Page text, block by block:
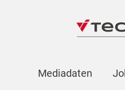
Mediadaten